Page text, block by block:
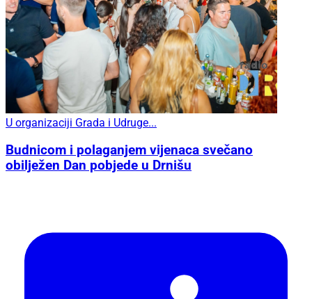
U organizaciji Grada i Udruge...
Budnicom i polaganjem vijenaca svečano
obilježen Dan pobjede u Drnišu